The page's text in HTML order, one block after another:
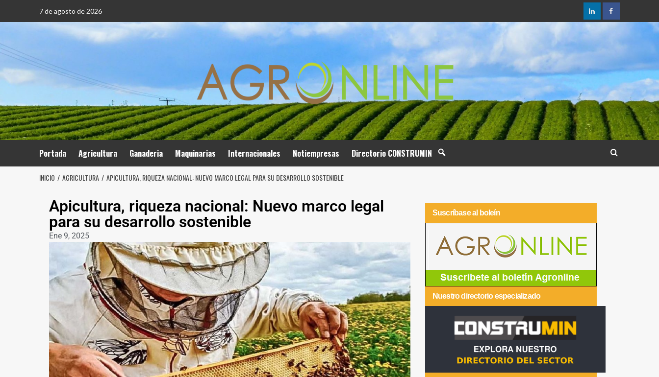
7 de agosto de 2026
Portada Agricultura Ganaderia Maquinarias Internacionales Notiempresas Directorio CONSTRUMIN
INICIO AGRICULTURA APICULTURA, RIQUEZA NACIONAL: NUEVO MARCO LEGAL PARA SU DESARROLLO SOSTENIBLE
Apicultura, riqueza nacional: Nuevo marco legal
para su desarrollo sostenible
Ene 9, 2025
Suscríbase al boleín
Nuestro directorio especializado